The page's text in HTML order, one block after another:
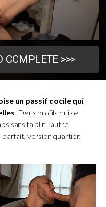
COMPLETE >>>
un passif docile qui
Deux profils qui se
sans faiblir, l’autre
version quartier,